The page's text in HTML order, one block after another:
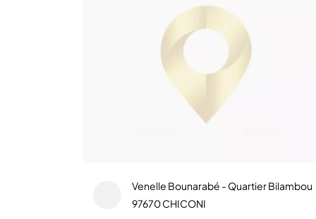
Venelle Bounarabé - Quartier Bilambou
97670 CHICONI